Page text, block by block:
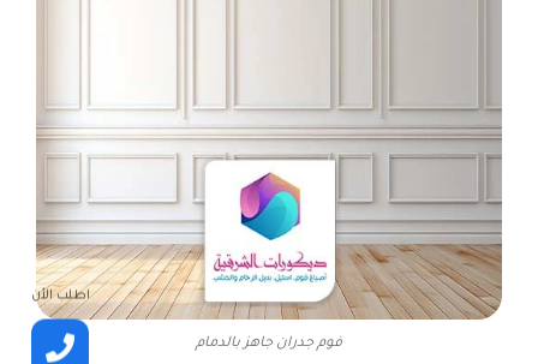
فوم جدران جاهز بالدمام
اطلب الأن